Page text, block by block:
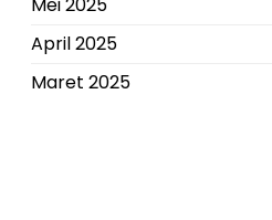
April 2025
Maret 2025